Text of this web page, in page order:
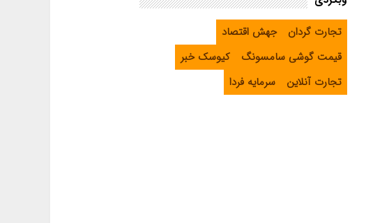
تجارت گردان
جهش اقتصاد
قیمت گوشی سامسونگ
کیوسک خبر
تجارت آنلاین
سرمایه فردا